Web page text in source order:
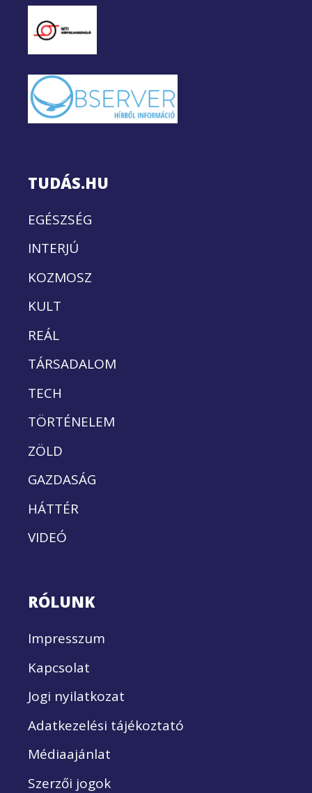
TUDÁS.HU
EGÉSZSÉG
INTERJÚ
KOZMOSZ
KULT
REÁL
TÁRSADALOM
TECH
TÖRTÉNELEM
ZÖLD
GAZDASÁG
HÁTTÉR
VIDEÓ
RÓLUNK
Impresszum
Kapcsolat
Jogi nyilatkozat
Adatkezelési tájékoztató
Médiaajánlat
Szerzői jogok